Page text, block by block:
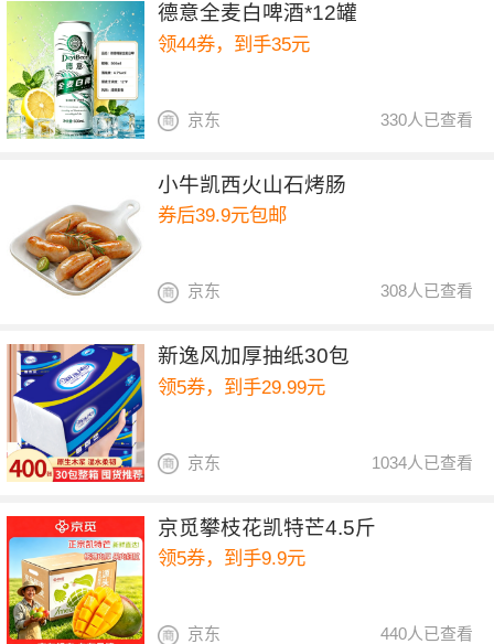
德意全麦白啤酒*12罐
领44券，到手35元
330人已查看
京东
小牛凯西火山石烤肠
券后39.9元包邮
308人已查看
京东
新逸风加厚抽纸30包
领5券，到手29.99元
1034人已查看
京东
京觅攀枝花凯特芒4.5斤
领5券，到手9.9元
440人已查看
京东